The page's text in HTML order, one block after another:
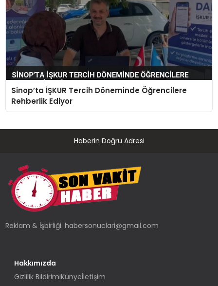
Sinop’ta İŞKUR Tercih Döneminde Öğrencilere
Rehberlik Ediyor
Haberin Doğru Adresi
Reklam & İşbirliği:habersonuclari@gmail.com
Hakkımızda
Gizlilik BildirimiKünyeİletişim